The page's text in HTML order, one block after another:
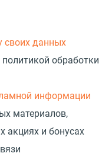
своих данных
обработки
информации
материалов,
акциях и бонусах